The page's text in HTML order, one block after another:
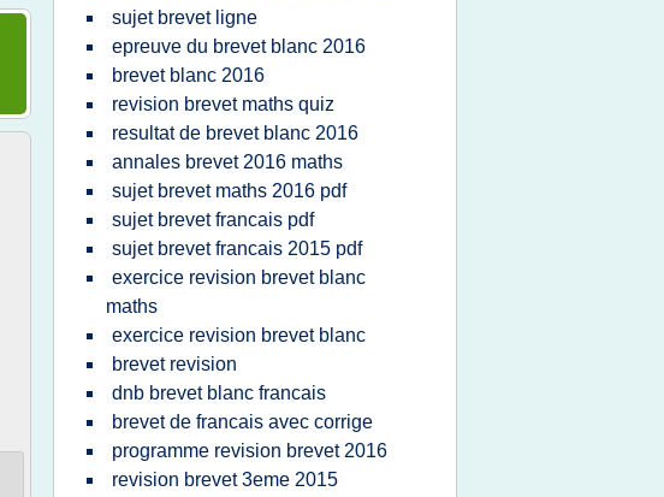
sujet brevet ligne
epreuve du brevet blanc 2016
brevet blanc 2016
revision brevet maths quiz
resultat de brevet blanc 2016
annales brevet 2016 maths
sujet brevet maths 2016 pdf
sujet brevet francais pdf
sujet brevet francais 2015 pdf
exercice revision brevet blanc
maths
exercice revision brevet blanc
brevet revision
dnb brevet blanc francais
brevet de francais avec corrige
programme revision brevet 2016
revision brevet 3eme 2015